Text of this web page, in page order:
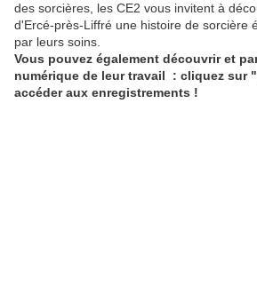
des sorcières, les CE2 vous invitent à
d'Ercé-près-Liffré une histoire de sorcière
par leurs soins.
Vous pouvez également découvrir et
numérique de leur travail : cliquez sur
accéder aux enregistrements !